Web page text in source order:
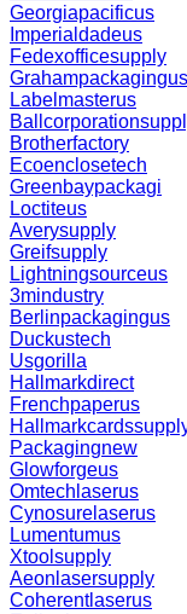
Georgiapacificus
Imperialdadeus
Fedexofficesupply
Grahampackagingus
Labelmasterus
Brotherfactory
Ecoenclosetech
Greenbaypackagi
Loctiteus
Averysupply
Greifsupply
Lightningsourceus
3mindustry
Berlinpackagingus
Duckustech
Usgorilla
Hallmarkdirect
Frenchpaperus
Packagingnew
Glowforgeus
Omtechlaserus
Cynosurelaserus
Lumentumus
Xtoolsupply
Aeonlasersupply
Coherentlaserus